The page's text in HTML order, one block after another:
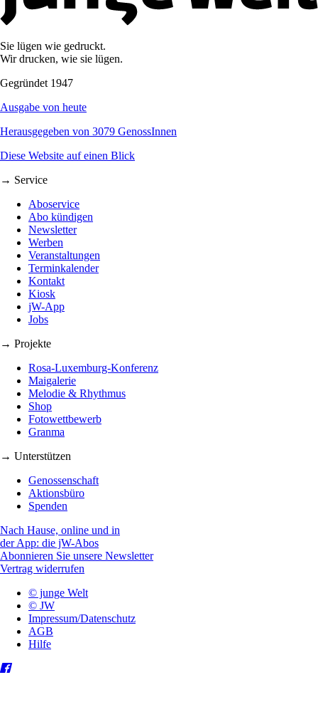
Sie lügen wie gedruckt.
Wir drucken, wie sie lügen.
Gegründet 1947
Ausgabe von heute
Herausgegeben von 3079 GenossInnen
Diese Website auf einen Blick
→ Service
Aboservice
Abo kündigen
Newsletter
Werben
Veranstaltungen
Terminkalender
Kontakt
Kiosk
jW-App
Jobs
→ Projekte
Rosa-Luxemburg-Konferenz
Maigalerie
Melodie & Rhythmus
Shop
Fotowettbewerb
Granma
→ Unterstützen
Genossenschaft
Aktionsbüro
Spenden
Nach Hause, online und in
der App: die jW-Abos
Abonnieren Sie unsere Newsletter
Vertrag widerrufen
© junge Welt
© JW
Impressum/Datenschutz
AGB
Hilfe